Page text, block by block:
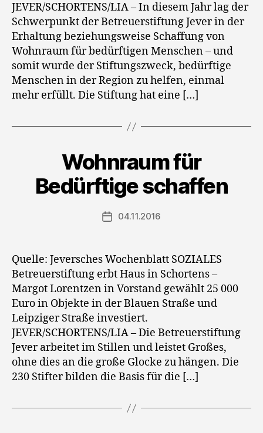
JEVER/SCHORTENS/LIA – In diesem Jahr lag der
Schwerpunkt der Betreuerstiftung Jever in der
Erhaltung beziehungsweise Schaffung von
Wohnraum für bedürftigen Menschen – und
somit wurde der Stiftungszweck, bedürftige
Menschen in der Region zu helfen, einmal
mehr erfüllt. Die Stiftung hat eine […]
Wohnraum für
Bedürftige schaffen
Veröffentlichungsdatum
04.11.2016
Quelle: Jeversches Wochenblatt SOZIALES
Betreuerstiftung erbt Haus in Schortens –
Margot Lorentzen in Vorstand gewählt 25 000
Euro in Objekte in der Blauen Straße und
Leipziger Straße investiert.
JEVER/SCHORTENS/LIA – Die Betreuerstiftung
Jever arbeitet im Stillen und leistet Großes,
ohne dies an die große Glocke zu hängen. Die
230 Stifter bilden die Basis für die […]